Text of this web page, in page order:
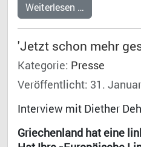
Weiterlesen …
'Jetzt schon mehr
Kategorie: Presse
Veröffentlicht: 31.
Interview mit Diether
Griechenland hat eine